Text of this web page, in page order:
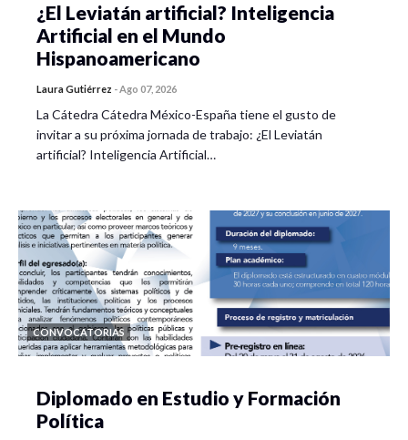
¿El Leviatán artificial? Inteligencia
Artificial en el Mundo
Hispanoamericano
Laura Gutiérrez -Ago 07, 2026
La Cátedra Cátedra México-España tiene el gusto de
invitar a su próxima jornada de trabajo: ¿El Leviatán
artificial? Inteligencia Artificial…
CONVOCATORIAS
Diplomado en Estudio y Formación
Política